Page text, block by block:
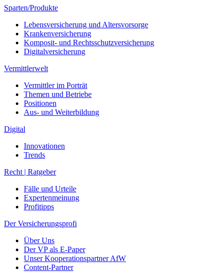
Sparten/Produkte
Lebensversicherung und Altersvorsorge
Krankenversicherung
Komposit- und Rechtsschutzversicherung
Digitalversicherung
Vermittlerwelt
Vermittler im Porträt
Themen und Betriebe
Positionen
Aus- und Weiterbildung
Digital
Innovationen
Trends
Recht | Ratgeber
Fälle und Urteile
Expertenmeinung
Profitipps
Der Versicherungsprofi
Über Uns
Der VP als E-Paper
Unser Kooperationspartner AfW
Content-Partner